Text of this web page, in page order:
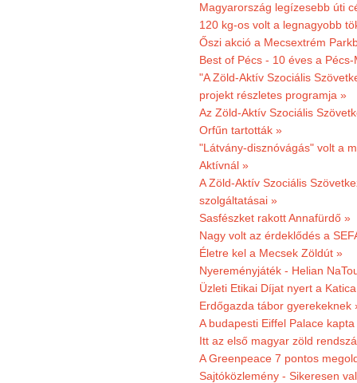
Magyarország legízesebb úti
120 kg-os volt a legnagyobb
Őszi akció a Mecsextrém
Best of Pécs - 10 éves a
"A Zöld-Aktív Szociális
projekt részletes programja »
Az Zöld-Aktív Szociális
Orfűn tartották »
"Látvány-disznóvágás" volt a
Aktívnál »
A Zöld-Aktív Szociális
szolgáltatásai »
Sasfészket rakott Annafürdő »
Nagy volt az érdeklődés a
Életre kel a Mecsek Zöldút »
Nyereményjáték - Helian
Üzleti Etikai Díjat nyert a
Erdőgazda tábor gyerekeknek
A budapesti Eiffel Palace
Itt az első magyar zöld
A Greenpeace 7 pontos
Sajtóközlemény - Sikeresen